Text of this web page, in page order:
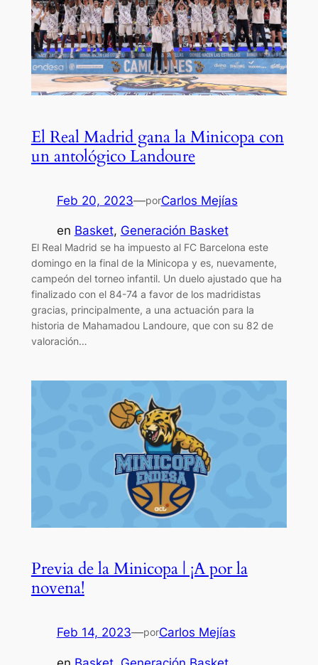
El Real Madrid gana la Minicopa con
un antológico Landoure
Feb 20, 2023—porCarlos Mejías
en Basket, Generación Basket
El Real Madrid se ha impuesto al FC Barcelona este
domingo en la final de la Minicopa y es, nuevamente,
campeón del torneo infantil. Un duelo ajustado que ha
finalizado con el 84-74 a favor de los madridistas
gracias, principalmente, a una actuación para la
historia de Mahamadou Landoure, que con su 82 de
valoración…
Previa de la Minicopa | ¡A por la
novena!
Feb 14, 2023—porCarlos Mejías